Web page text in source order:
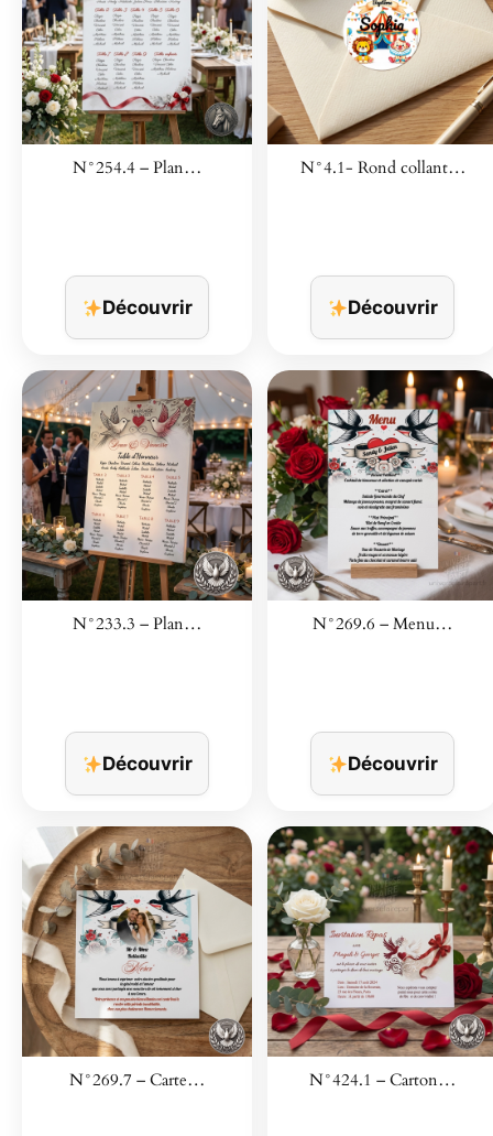
N°254.4 – Plan…
Découvrir
N°4.1- Rond collant…
Découvrir
N°233.3 – Plan…
Découvrir
N°269.6 – Menu…
Découvrir
N°269.7 – Carte… N°424.1 – Carton…